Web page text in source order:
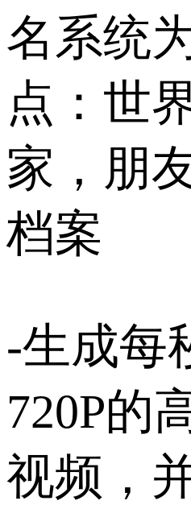
名系统
点：世
家，朋
档案
-生成每
720P的
视频，